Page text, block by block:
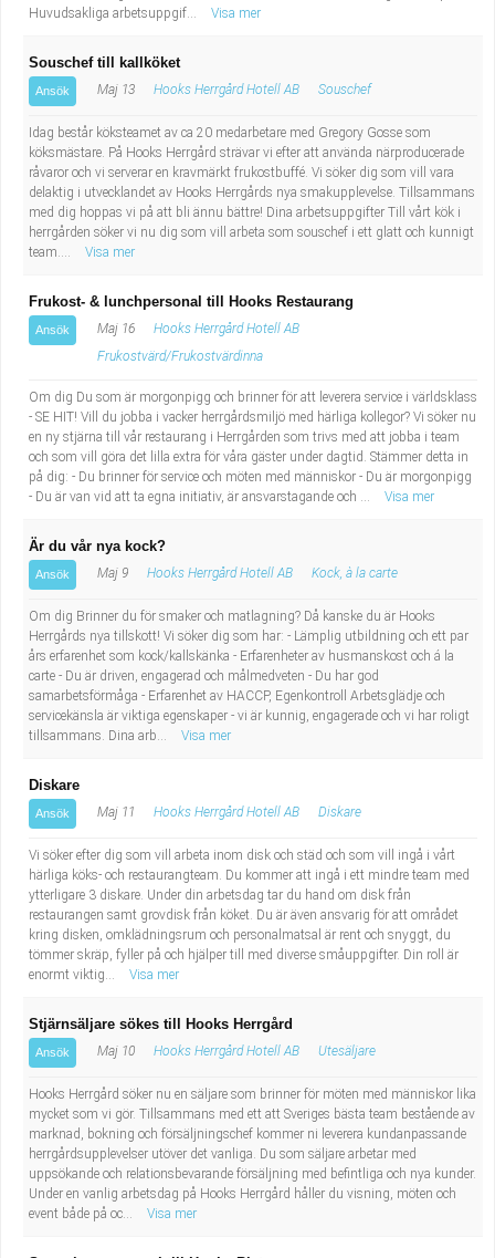
Huvudsakliga arbetsuppgif...
Visa mer
Souschef till kallköket
Ansök Maj 13 Hooks Herrgård Hotell AB Souschef
Idag består köksteamet av ca 20 medarbetare med Gregory Gosse som
köksmästare. På Hooks Herrgård strävar vi efter att använda närproducerade
råvaror och vi serverar en kravmärkt frukostbuffé. Vi söker dig som vill vara
delaktig i utvecklandet av Hooks Herrgårds nya smakupplevelse. Tillsammans
med dig hoppas vi på att bli ännu bättre! Dina arbetsuppgifter Till vårt kök i
herrgården söker vi nu dig som vill arbeta som souschef i ett glatt och kunnigt
team....
Visa mer
Frukost- & lunchpersonal till Hooks Restaurang
Ansök Maj 16
Hooks Herrgård Hotell AB
Frukostvärd/Frukostvärdinna
Om dig Du som är morgonpigg och brinner för att leverera service i världsklass
- SE HIT! Vill du jobba i vacker herrgårdsmiljö med härliga kollegor? Vi söker nu
en ny stjärna till vår restaurang i Herrgården som trivs med att jobba i team
och som vill göra det lilla extra för våra gäster under dagtid. Stämmer detta in
på dig: - Du brinner för service och möten med människor - Du är morgonpigg
- Du är van vid att ta egna initiativ, är ansvarstagande och ...
Visa mer
Är du vår nya kock?
Ansök Maj 9 Hooks Herrgård Hotell AB Kock, à la carte
Om dig Brinner du för smaker och matlagning? Då kanske du är Hooks
Herrgårds nya tillskott! Vi söker dig som har: - Lämplig utbildning och ett par
års erfarenhet som kock/kallskänka - Erfarenheter av husmanskost och á la
carte - Du är driven, engagerad och målmedveten - Du har god
samarbetsförmåga - Erfarenhet av HACCP, Egenkontroll Arbetsglädje och
servicekänsla är viktiga egenskaper - vi är kunnig, engagerade och vi har roligt
tillsammans. Dina arb...
Visa mer
Diskare
Ansök Maj 11 Hooks Herrgård Hotell AB Diskare
Vi söker efter dig som vill arbeta inom disk och städ och som vill ingå i vårt
härliga köks- och restaurangteam. Du kommer att ingå i ett mindre team med
ytterligare 3 diskare. Under din arbetsdag tar du hand om disk från
restaurangen samt grovdisk från köket. Du är även ansvarig för att området
kring disken, omklädningsrum och personalmatsal är rent och snyggt, du
tömmer skräp, fyller på och hjälper till med diverse småuppgifter. Din roll är
enormt viktig...
Visa mer
Stjärnsäljare sökes till Hooks Herrgård
Ansök Maj 10 Hooks Herrgård Hotell AB Utesäljare
Hooks Herrgård söker nu en säljare som brinner för möten med människor lika
mycket som vi gör. Tillsammans med ett att Sveriges bästa team bestående av
marknad, bokning och försäljningschef kommer ni leverera kundanpassande
herrgårdsupplevelser utöver det vanliga. Du som säljare arbetar med
uppsökande och relationsbevarande försäljning med befintliga och nya kunder.
Under en vanlig arbetsdag på Hooks Herrgård håller du visning, möten och
event både på oc...
Visa mer